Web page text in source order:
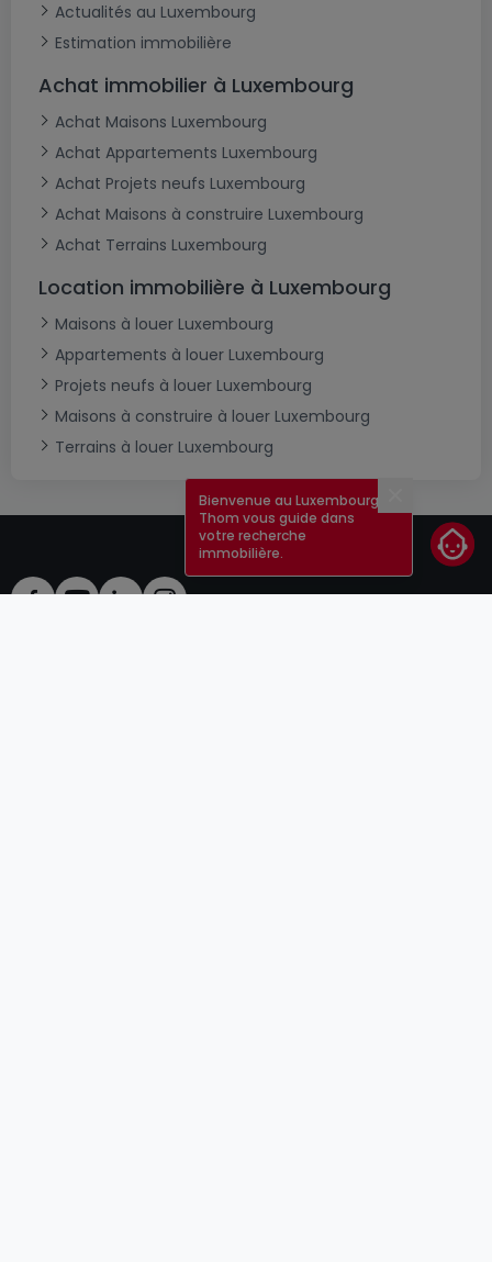
Actualités au Luxembourg
Estimation immobilière
Achat immobilier à Luxembourg
Achat Maisons Luxembourg
Achat Appartements Luxembourg
Achat Projets neufs Luxembourg
Achat Maisons à construire Luxembourg
Achat Terrains Luxembourg
Location immobilière à Luxembourg
Maisons à louer Luxembourg
Appartements à louer Luxembourg
Projets neufs à louer Luxembourg
Maisons à construire à louer Luxembourg
Terrains à louer Luxembourg
Bienvenue au Luxembourg !
Thom vous guide dans
votre recherche
immobilière.